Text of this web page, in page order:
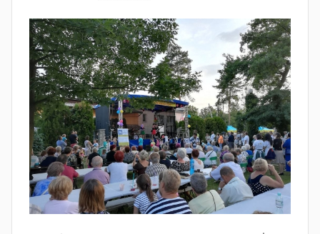
z
e
z
J
a
k
u
b
F
u
r